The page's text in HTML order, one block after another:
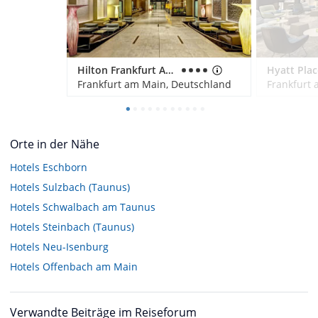
Hilton Frankfurt Airport
Frankfurt am Main, Deutschland
Frankfurt
Orte in der Nähe
Hotels Eschborn
Hotels Sulzbach (Taunus)
Hotels Schwalbach am Taunus
Hotels Steinbach (Taunus)
Hotels Neu-Isenburg
Hotels Offenbach am Main
Verwandte Beiträge im Reiseforum